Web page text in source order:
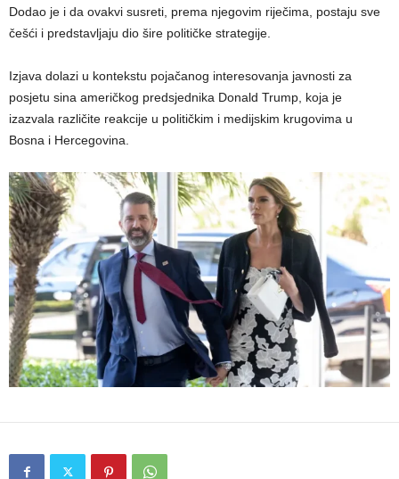
Dodao je i da ovakvi susreti, prema njegovim riječima, postaju sve
češći i predstavljaju dio šire političke strategije.
Izjava dolazi u kontekstu pojačanog interesovanja javnosti za
posjetu sina američkog predsjednika Donald Trump, koja je
izazvala različite reakcije u političkim i medijskim krugovima u
Bosna i Hercegovina.